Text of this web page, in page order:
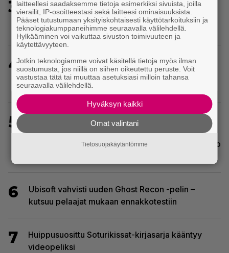
3
Ghost Recon 25 vuotta: nappaa nyt ilmaiseksi
Ghost Recon: Future Soldier sekä merkittävä
Ghost Recon Wildlands -päivitys
4
Sony kertoo kuulleensa PlayStation-pelilevyjen
valmistuksen lopettamisesta nousseen kritiikin –
aikoo silti pysyä suunnitelmassaan
5
Tulevassa ajopelissä voi kokea
kyytipalveluyrittäjän arjen – jokaisella
matkustajalla on oma hulvaton, koskettava tai outo
6
Ubisoft vahvisti uuden Ghost Recon -pelin –
kutsuu pelaajat mukaan ennakkotestiin
7
Huippusuosittu Soturikissat-kirjasarja kääntyy
videopeliksi
laitteellesi saadaksemme tietoja esimerkiksi sivuista, joilla
vierailit, IP-osoitteestasi sekä laitteesi ominaisuuksista.
Pääset tutustumaan yksityiskohtaisesti käyttötarkoituksiin ja
teknologiakumppaneihimme seuraavalla välilehdellä.
Hylkääminen voi vaikuttaa sivuston toimivuuteen ja
käytettävyyteen.
Jotkin teknologiamme voivat käsitellä tietoja myös ilman
suostumusta, jos niillä on siihen oikeutettu peruste. Voit
vastustaa tätä tai muuttaa asetuksiasi milloin tahansa
seuraavalla välilehdellä.
Hyväksyn kaikki
Omat valintani
Tietosuojakäytäntömme